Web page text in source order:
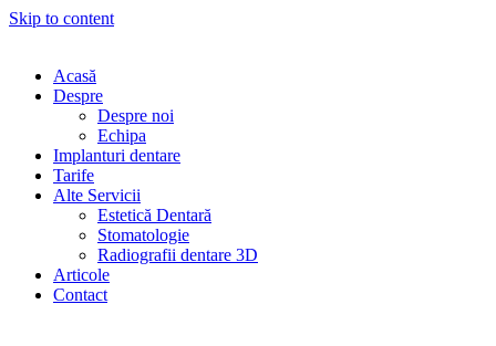
Skip to content
Acasă
Despre
Despre noi
Echipa
Implanturi dentare
Tarife
Alte Servicii
Estetică Dentară
Stomatologie
Radiografii dentare 3D
Articole
Contact